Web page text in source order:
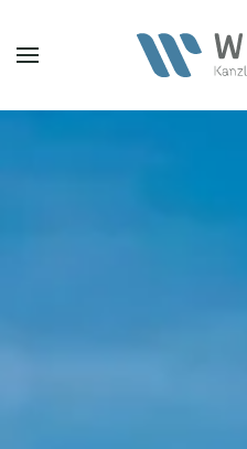
Zum Hauptinhalt springen